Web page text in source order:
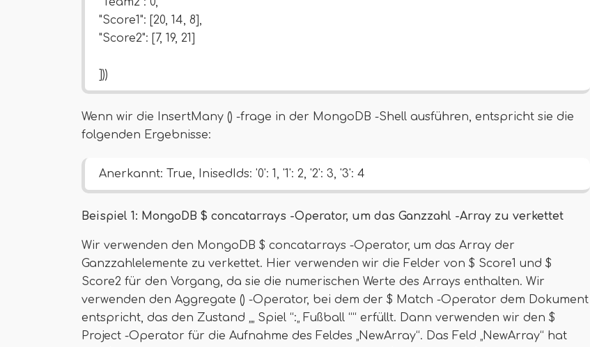
"Score1": [20, 14, 8],
"Score2": [7, 19, 21]
]))
Wenn wir die InsertMany () -frage in der MongoDB -Shell ausführen, entspricht sie die
folgenden Ergebnisse:
Anerkannt: True, InisedIds: '0': 1, '1': 2, '2': 3, '3': 4
Beispiel 1: MongoDB $ concatarrays -Operator, um das Ganzzahl -Array zu verkettet
Wir verwenden den MongoDB $ concatarrays -Operator, um das Array der
Ganzzahlelemente zu verkettet. Hier verwenden wir die Felder von $ Score1 und $
Score2 für den Vorgang, da sie die numerischen Werte des Arrays enthalten. Wir
verwenden den Aggregate () -Operator, bei dem der $ Match -Operator dem Dokument
entspricht, das den Zustand „„ Spiel “:„ Fußball ““ erfüllt. Dann verwenden wir den $
Project -Operator für die Aufnahme des Feldes „NewArray“. Das Feld „NewArray“ hat